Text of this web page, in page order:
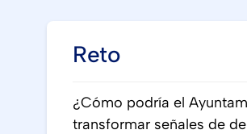
Reto
¿Cómo podría el
transformar señales de